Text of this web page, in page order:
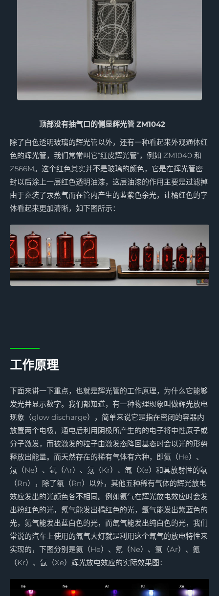
顶部没有抽气口的侧显辉光管 ZM1042
除了白色透明玻璃的辉光管以外，还有一种看起来外观通体红
色的辉光管，我们常常叫它“红皮辉光管”，例如 ZM1040 和
Z566M。这个红色其实并不是玻璃的颜色，它是在辉光管密
封以后涂上一层红色透明油漆，这层油漆的作用主要是过滤掉
由于充装了汞蒸气而在管内产生的蓝紫色余光，让橘红色的字
体看起来更加清晰，如下图所示：
工作原理
下面来讲一下重点，也就是辉光管的工作原理，为什么它能够
发光并显示数字。我们都知道，有一种物理现象叫做辉光放电
现象（glow discharge），简单来说它是指在密闭的容器内
放置两个电极，通电后利用阴极所产生的的电子将中性原子或
分子激发，而被激发的粒子由激发态降回基态时会以光的形势
释放出能量。而天然存在的稀有气体有六种，即氦（He）、
氖（Ne）、氩（Ar）、氪（Kr）、氙（Xe）和具放射性的氡
（Rn），除了氡（Rn）以外，其他五种稀有气体的辉光放电
效应发出的光颜色各不相同。例如氦气在辉光放电效应时会发
出粉红色的光，氖气能发出橘红色的光，氩气能发出紫蓝色的
光，氪气能发出蓝白色的光，而氙气能发出纯白色的光，我们
常说的汽车上使用的氙气大灯就是利用这个氙气的放电特性来
实现的，下图分别是氦（He）、氖（Ne）、氩（Ar）、氪
（Kr）、氙（Xe）辉光放电效应的实际效果图：